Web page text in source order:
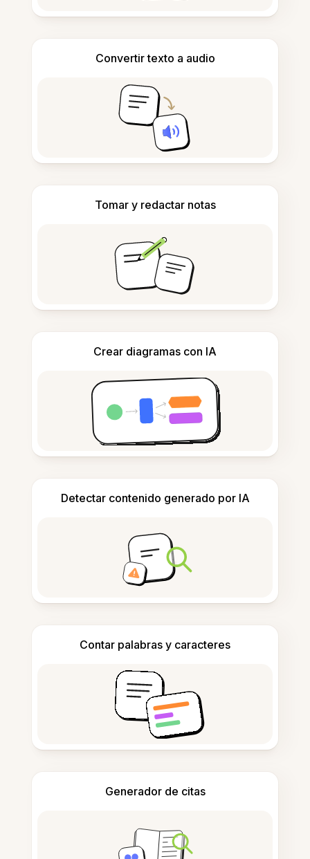
Convertir texto a audio
Tomar y redactar notas
Crear diagramas con IA
Detectar contenido generado por IA
Contar palabras y caracteres
Generador de citas